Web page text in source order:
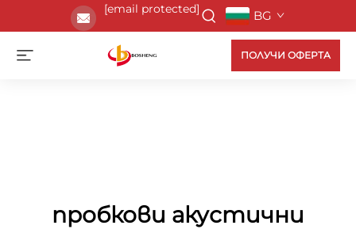
[email protected] BG
ПОЛУЧИ ОФЕРТА
пробкови акустични